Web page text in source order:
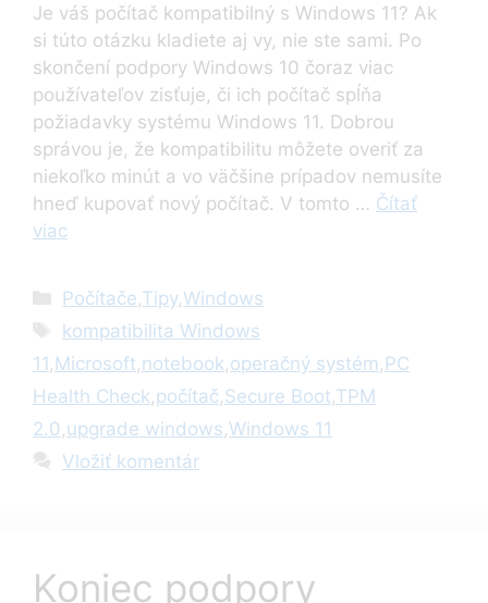
Je váš počítač kompatibilný s Windows 11? Ak
si túto otázku kladiete aj vy, nie ste sami. Po
skončení podpory Windows 10 čoraz viac
používateľov zisťuje, či ich počítač spĺňa
požiadavky systému Windows 11. Dobrou
správou je, že kompatibilitu môžete overiť za
niekoľko minút a vo väčšine prípadov nemusíte
hneď kupovať nový počítač. V tomto … Čítať
viac
Kategórie
Počítače Tipy, Windows
Značky
kompatibilita Windows
11 Microsoft notebook operačný systém PC
Health Check počítač Secure Boot TPM
2.0 upgrade windows Windows 11
Vložiť komentár
Koniec podpory